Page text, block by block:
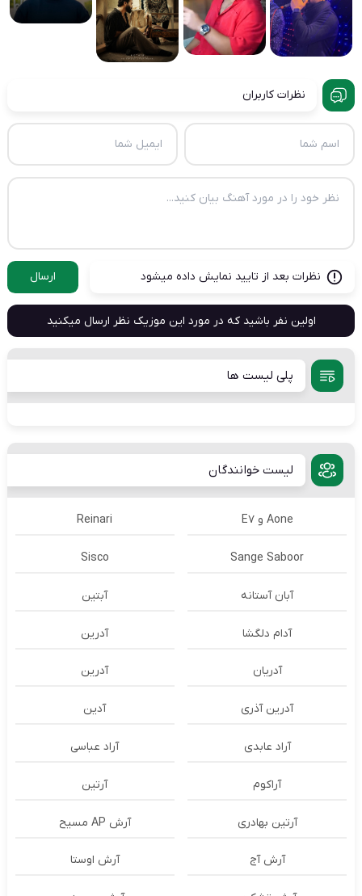
نظرات کاربران
نظرات بعد از تایید نمایش داده میشود ارسال
اولین نفر باشید که در مورد این موزیک نظر ارسال میکنید
پلی لیست ها
لیست خوانندگان
Aone و E7 Reinari
Sange Saboor
Sisco
آبان آستانه آبتین
آدام دلگشا آدرين
آدریان آدرین
آدرین آذری آدین
آراد عابدی آراد عباسی
آراکوم آرتین
آرتین بهادری آرش AP مسیح
آرش آج آرش اوستا